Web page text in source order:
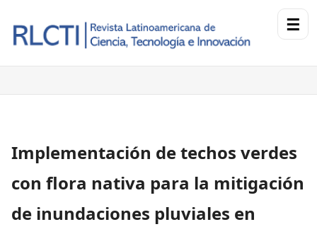
☰
Implementación de techos verdes
con flora nativa para la mitigación
de inundaciones pluviales en